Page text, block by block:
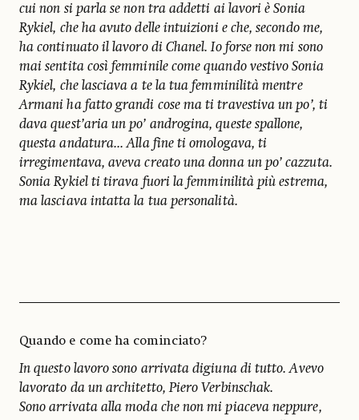
cui non si parla se non tra addetti ai lavori è Sonia
Rykiel, che ha avuto delle intuizioni e che, secondo me,
ha continuato il lavoro di Chanel. Io forse non mi sono
mai sentita così femminile come quando vestivo Sonia
Rykiel, che lasciava a te la tua femminilità mentre
Armani ha fatto grandi cose ma ti travestiva un po’, ti
dava quest’aria un po’ androgina, queste spallone,
questa andatura... Alla fine ti omologava, ti
irregimentava, aveva creato una donna un po’ cazzuta.
Sonia Rykiel ti tirava fuori la femminilità più estrema,
ma lasciava intatta la tua personalità.
Quando e come ha cominciato?
In questo lavoro sono arrivata digiuna di tutto. Avevo
lavorato da un architetto, Piero Verbinschak.
Sono arrivata alla moda che non mi piaceva neppure,